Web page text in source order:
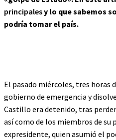
principalesy lo que sabemos
podría tomar el país.
El pasado miércoles, tres horas
gobierno de emergencia y
Castillo era detenido, tras
así como de los miembros de su
expresidente, quien asumió el